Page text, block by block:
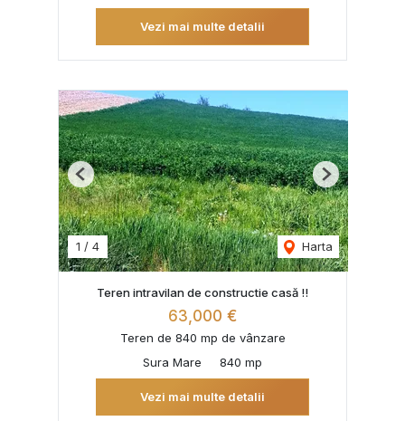
Vezi mai multe detalii
1 / 4 Harta
Previous Next
Teren intravilan de constructie casă !!
63,000 €
Teren de 840 mp de vânzare
Sura Mare
840 mp
Vezi mai multe detalii